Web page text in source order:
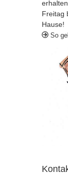
Freitag
Hause!
So